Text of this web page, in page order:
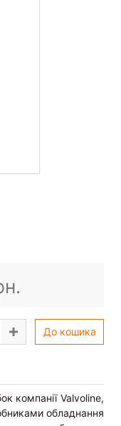
До кошика
компанії Valvoline,
обладнання